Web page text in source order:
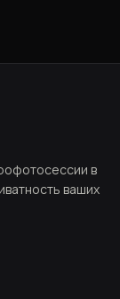
в
ваших